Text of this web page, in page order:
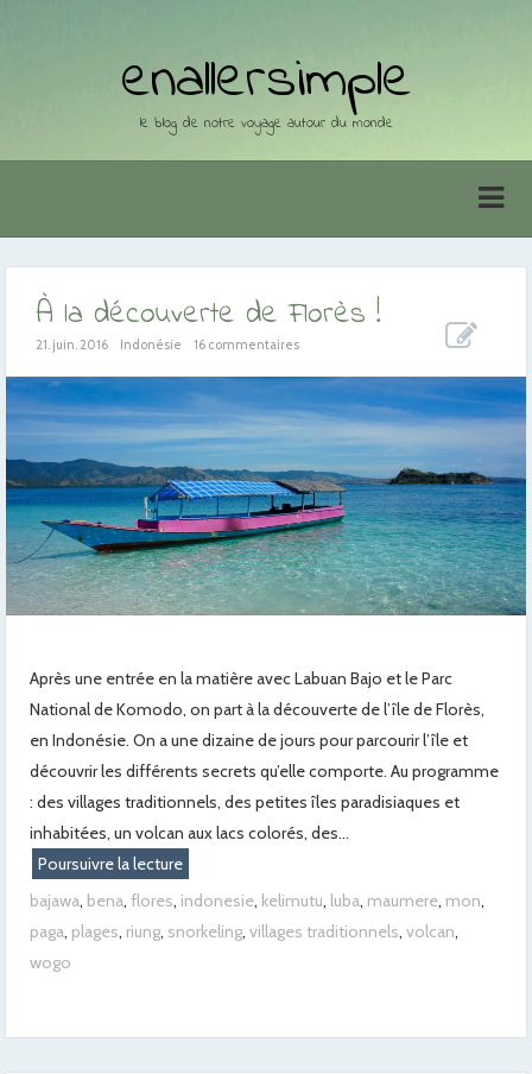
enallersimple
le blog de notre voyage autour du monde
À la découverte de Florès !
21. juin. 2016 Indonésie 16 commentaires
Après une entrée en la matière avec Labuan Bajo et le Parc
National de Komodo, on part à la découverte de l’île de Florès,
en Indonésie. On a une dizaine de jours pour parcourir l’île et
découvrir les différents secrets qu’elle comporte. Au programme
: des villages traditionnels, des petites îles paradisiaques et
inhabitées, un volcan aux lacs colorés, des...
Poursuivre la lecture
bajawa, bena, flores, indonesie, kelimutu, luba, maumere, mon,
paga, plages, riung, snorkeling, villages traditionnels, volcan,
wogo